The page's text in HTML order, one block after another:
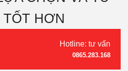
TỐT HƠN
Hotline: tư vấn
0865.283.168